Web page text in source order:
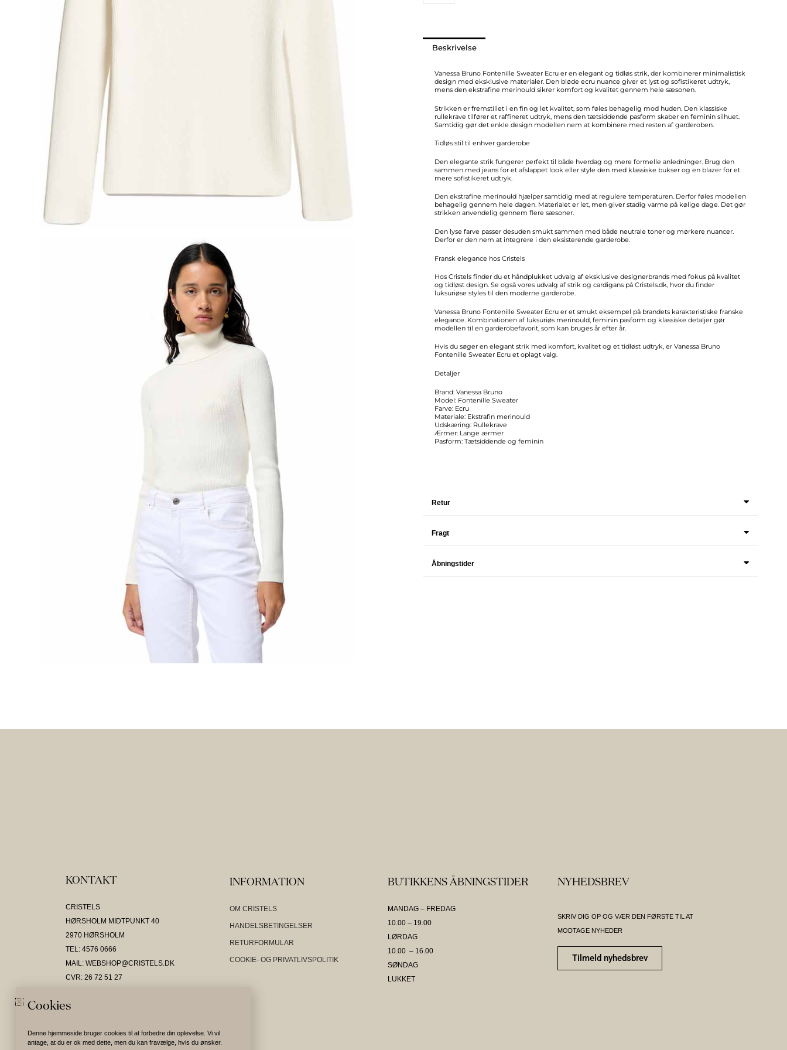
Beskrivelse
Vanessa Bruno Fontenille Sweater Ecru er en elegant og tidløs strik, der kombinerer minimalistisk
design med eksklusive materialer. Den bløde ecru nuance giver et lyst og sofistikeret udtryk,
mens den ekstrafine merinould sikrer komfort og kvalitet gennem hele sæsonen.
Strikken er fremstillet i en fin og let kvalitet, som føles behagelig mod huden. Den klassiske
rullekrave tilfører et raffineret udtryk, mens den tætsiddende pasform skaber en feminin silhuet.
Samtidig gør det enkle design modellen nem at kombinere med resten af garderoben.
Tidløs stil til enhver garderobe
Den elegante strik fungerer perfekt til både hverdag og mere formelle anledninger. Brug den
sammen med jeans for et afslappet look eller style den med klassiske bukser og en blazer for et
mere sofistikeret udtryk.
Den ekstrafine merinould hjælper samtidig med at regulere temperaturen. Derfor føles modellen
behagelig gennem hele dagen. Materialet er let, men giver stadig varme på kølige dage. Det gør
strikken anvendelig gennem flere sæsoner.
Den lyse farve passer desuden smukt sammen med både neutrale toner og mørkere nuancer.
Derfor er den nem at integrere i den eksisterende garderobe.
Fransk elegance hos Cristels
Hos Cristels finder du et håndplukket udvalg af eksklusive designerbrands med fokus på kvalitet
og tidløst design. Se også vores udvalg af strik og cardigans på Cristels.dk, hvor du finder
luksuriøse styles til den moderne garderobe.
Vanessa Bruno Fontenille Sweater Ecru er et smukt eksempel på brandets karakteristiske franske
elegance. Kombinationen af luksuriøs merinould, feminin pasform og klassiske detaljer gør
modellen til en garderobefavorit, som kan bruges år efter år.
Hvis du søger en elegant strik med komfort, kvalitet og et tidløst udtryk, er Vanessa Bruno
Fontenille Sweater Ecru et oplagt valg.
Detaljer
Brand: Vanessa Bruno
Model: Fontenille Sweater
Farve: Ecru
Materiale: Ekstrafin merinould
Udskæring: Rullekrave
Ærmer: Lange ærmer
Pasform: Tætsiddende og feminin
Retur
Fragt
Åbningstider
KONTAKT
CRISTELS
HØRSHOLM MIDTPUNKT 40
2970 HØRSHOLM
TEL: 4576 0666
MAIL: WEBSHOP@CRISTELS.DK
CVR: 26 72 51 27
INFORMATION
OM CRISTELS
HANDELSBETINGELSER
RETURFORMULAR
COOKIE- OG PRIVATLIVSPOLITIK
BUTIKKENS ÅBNINGSTIDER
MANDAG – FREDAG
10.00 – 19.00
LØRDAG
10.00 – 16.00
SØNDAG
LUKKET
NYHEDSBREV
SKRIV DIG OP OG VÆR DEN FØRSTE TIL AT
MODTAGE NYHEDER
Tilmeld nyhedsbrev
Cookies
Denne hjemmeside bruger cookies til at forbedre din oplevelse. Vi vil
antage, at du er ok med dette, men du kan fravælge, hvis du ønsker.